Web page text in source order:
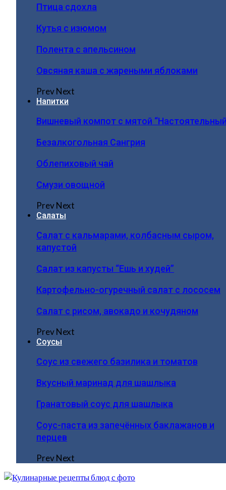
Птица сдохла
Кутья с изюмом
Полента с апельсином
Овсяная каша с жареными яблоками
PrevNext
Напитки
Вишневый компот с мятой
Безалкогольная Сангрия
Облепиховый чай
Смузи овощной
PrevNext
Салаты
Салат с кальмарами, колбасным сыром,
капустой
Салат из капусты “Ешь и худей”
Картофельно-огуречный салат с лососем
Салат с рисом, авокадо и кочудяном
PrevNext
Соусы
Соус из свежего базилика и томатов
Вкусный маринад для шашлыка
Гранатовый соус для шашлыка
Соус-паста из запечённых баклажанов и
перцев
PrevNext